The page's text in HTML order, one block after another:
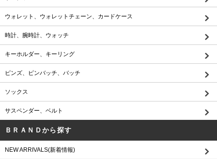
ウォレット、ウォレットチェーン、カードケース
時計、腕時計、ウォッチ
キーホルダー、キーリング
ピンズ、ピンバッチ、バッチ
ソックス
サスペンダー、ベルト
ＢＲＡＮＤから探す
NEW ARRIVALS(新着情報)